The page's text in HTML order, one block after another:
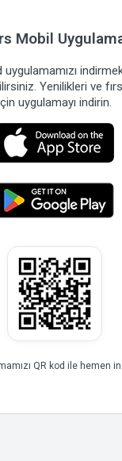
Mobil
Yenilikleri ve
uygulamayı indirin.
QR kod ile hemen